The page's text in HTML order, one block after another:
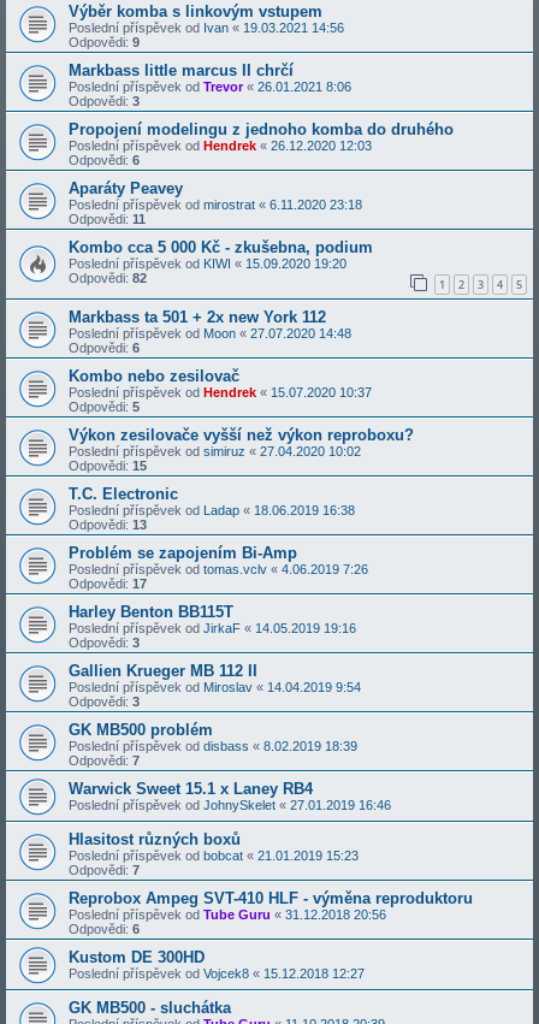
Výběr komba s linkovým vstupem
Poslední příspěvek od Ivan « 19.03.2021 14:56
Odpovědi: 9
Markbass little marcus II chrčí
Poslední příspěvek od Trevor« 26.01.2021 8:06
Odpovědi: 3
Propojení modelingu z jednoho komba do druhého
Poslední příspěvek od Hendrek « 26.12.2020 12:03
Odpovědi: 6
Aparáty Peavey
Poslední příspěvek od mirostrat « 6.11.2020 23:18
Odpovědi: 11
Kombo cca 5 000 Kč - zkušebna, podium
Poslední příspěvek od KIWI « 15.09.2020 19:20
Odpovědi: 82 1 2 3 4 5
Markbass ta 501 + 2x new York 112
Poslední příspěvek od Moon « 27.07.2020 14:48
Odpovědi: 6
Kombo nebo zesilovač
Poslední příspěvek od Hendrek « 15.07.2020 10:37
Odpovědi: 5
Výkon zesilovače vyšší než výkon reproboxu?
Poslední příspěvek od simiruz « 27.04.2020 10:02
Odpovědi: 15
T.C. Electronic
Poslední příspěvek od Ladap « 18.06.2019 16:38
Odpovědi: 13
Problém se zapojením Bi-Amp
Poslední příspěvek od tomas.vclv « 4.06.2019 7:26
Odpovědi: 17
Harley Benton BB115T
Poslední příspěvek od JirkaF « 14.05.2019 19:16
Odpovědi: 3
Gallien Krueger MB 112 II
Poslední příspěvek od Miroslav « 14.04.2019 9:54
Odpovědi: 3
GK MB500 problém
Poslední příspěvek od disbass « 8.02.2019 18:39
Odpovědi: 7
Warwick Sweet 15.1 x Laney RB4
Poslední příspěvek od JohnySkelet « 27.01.2019 16:46
Hlasitost různých boxů
Poslední příspěvek od bobcat « 21.01.2019 15:23
Odpovědi: 7
Reprobox Ampeg SVT-410 HLF - výměna reproduktoru
Poslední příspěvek od Tube Guru « 31.12.2018 20:56
Odpovědi: 6
Kustom DE 300HD
Poslední příspěvek od Vojcek8 « 15.12.2018 12:27
GK MB500 - sluchátka